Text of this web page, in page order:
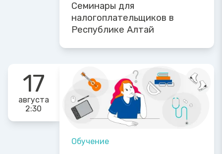
Семинары для
налогоплательщиков в
Республике Алтай
17
августа
2:30
Обучение